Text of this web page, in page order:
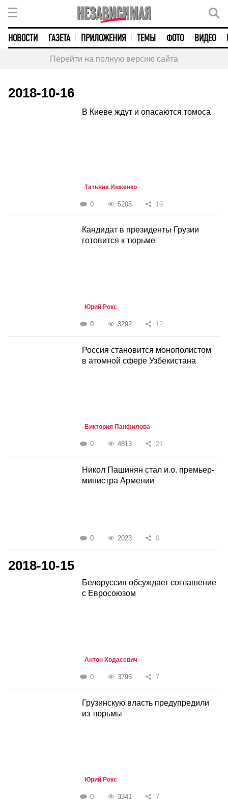
НОВОСТИ ГАЗЕТА ПРИЛОЖЕНИЯ ТЕМЫ ФОТО ВИДЕО
Перейти на полную версию сайта
2018-10-16
В Киеве ждут и опасаются томоса
Татьяна Ивженко
0 5205 19
Кандидат в президенты Грузии
готовится к тюрьме
Юрий Рокс
0 3292 12
Россия становится монополистом
в атомной сфере Узбекистана
Виктория Панфилова
0 4813 21
Никол Пашинян стал и.о. премьер-
министра Армении
0 2023 0
2018-10-15
Белоруссия обсуждает соглашение
с Евросоюзом
Антон Ходасевич
0 3796 7
Грузинскую власть предупредили
из тюрьмы
Юрий Рокс
0 3341 7